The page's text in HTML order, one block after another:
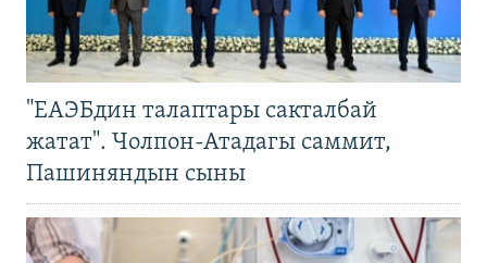
"ЕАЭБдин талаптары сакталбай
жатат". Чолпон-Атадагы саммит,
Пашиняндын сыны